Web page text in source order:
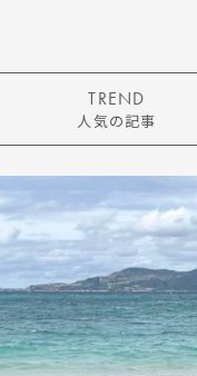
TREND
人気の記事